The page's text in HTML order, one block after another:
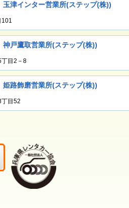
津インター営業所(ステップ(株))
101
戸鷹取営業所(ステップ(株))
丁目2－8
路飾磨営業所(ステップ(株))
目52